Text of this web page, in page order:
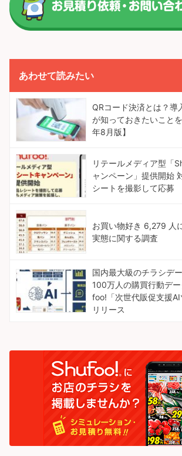
あわせて読みたい
QRコード決済とは？導
が知っておきたいこと
年8月版】
リテールメディア型「
ャンペーン」提供開始
シートを撮影して応募
お買い物好き 6,279 人
実態に関する調査
国内最大級のチラシデ
100万人の購買行動デ
foo!「次世代販促支援
リリース